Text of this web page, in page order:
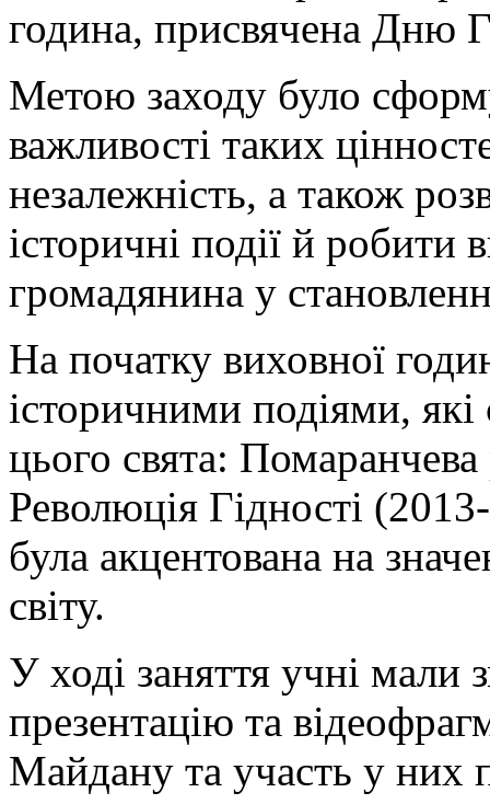
година, присвячена Дню
Метою заходу було
важливості таких
незалежність, а також
історичні події й
громадянина у
На початку виховної
історичними подіями,
цього свята:
Революція Гідності
була акцентована на
світу.
У ході заняття учні мали
презентацію та
Майдану та участь у них